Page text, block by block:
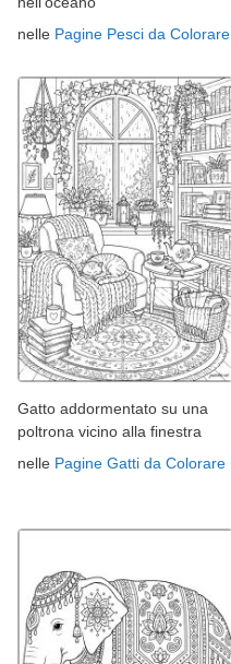
nelle Pagine Pesci da Colorare
Gatto addormentato su una
poltrona vicino alla finestra
nelle Pagine Gatti da Colorare